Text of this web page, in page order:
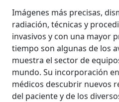
Imágenes más precisas,
radiación, técnicas y
invasivos y con una mayor
tiempo son algunas de los
muestra el sector de
mundo. Su incorporación
médicos descubrir nuevos
del paciente y de los